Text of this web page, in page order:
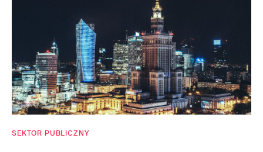
SEKTOR PUBLICZNY